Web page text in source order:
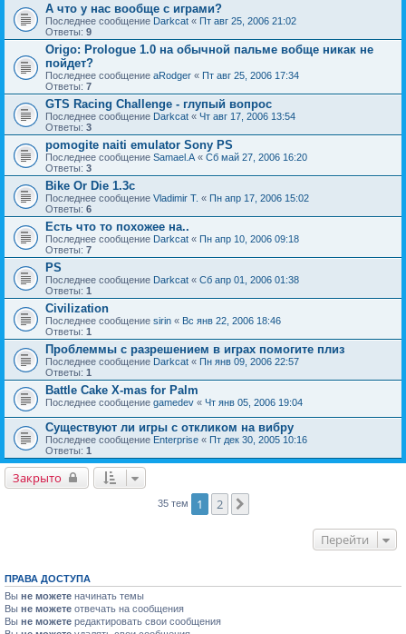
А что у нас вообще с играми?
Последнее сообщение Darkcat « Пт авг 25, 2006 21:02
Ответы: 9
Origo: Prologue 1.0 на обычной пальме вобще никак не
пойдет?
Последнее сообщение aRodger « Пт авг 25, 2006 17:34
Ответы: 7
GTS Racing Challenge - глупый вопрос
Последнее сообщение Darkcat « Чт авг 17, 2006 13:54
Ответы: 3
pomogite naiti emulator Sony PS
Последнее сообщение Samael.A « Сб май 27, 2006 16:20
Ответы: 3
Bike Or Die 1.3c
Последнее сообщение Vladimir T. « Пн апр 17, 2006 15:02
Ответы: 6
Есть что то похожее на..
Последнее сообщение Darkcat « Пн апр 10, 2006 09:18
Ответы: 7
PS
Последнее сообщение Darkcat « Сб апр 01, 2006 01:38
Ответы: 1
Civilization
Последнее сообщение sirin « Вс янв 22, 2006 18:46
Ответы: 1
Проблеммы с разрешением в играх помогите плиз
Последнее сообщение Darkcat « Пн янв 09, 2006 22:57
Ответы: 1
Battle Cake X-mas for Palm
Последнее сообщение gamedev « Чт янв 05, 2006 19:04
Существуют ли игры с откликом на вибру
Последнее сообщение Enterprise « Пт дек 30, 2005 10:16
Ответы: 1
Закрыто
35 тем 1 2
Перейти
ПРАВА ДОСТУПА
Вы не можете начинать темы
Вы не можете отвечать на сообщения
Вы не можете редактировать свои сообщения